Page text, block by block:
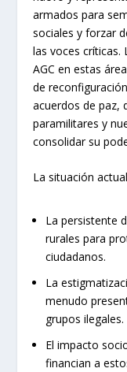
armados para
sociales y forzar
las voces críticas.
AGC en estas
de
acuerdos de paz,
paramilitares y
consolidar su
La situación
La persistente
rurales para
ciudadanos.
La
menudo
grupos ilegales.
El impacto
financian a